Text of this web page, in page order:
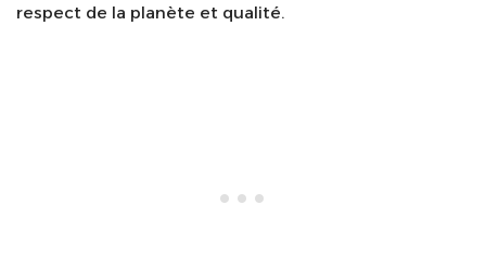
respect de la planète et qualité.